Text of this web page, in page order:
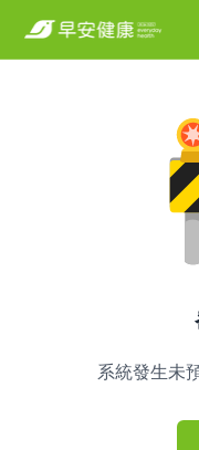
系統發生未